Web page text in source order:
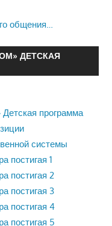
общения…
ДЕТСКАЯ
программа
системы
постигая 1
постигая 2
постигая 3
постигая 4
постигая 5